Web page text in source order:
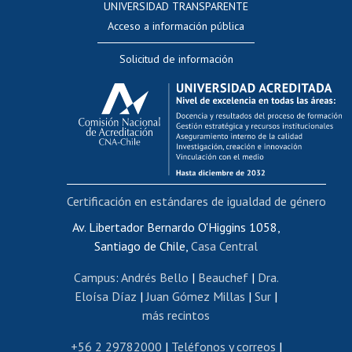
Perfeccionamiento
Editar Portafolio Académico
Evaluación docente
Calificación académica
Postulación al AUCAI
Funcionarias/os
Cursos internos de capacitación
Bienestar del personal
Portal de movilidad interna
Certificado de renta
Certificado de renta honorarios
Editar páginas blancas
Extranjeras/os
Revalidación y reconocimiento de títulos
UNIVERSIDAD TRANSPARENTE
Acceso a información pública
Solicitud de información
Av. Libertador Bernardo O'Higgins 1058,
Santiago de Chile, Casa Central
Campus: Andrés Bello | Beauchef| Dra.
Eloísa Díaz | Juan Gómez Millas | Sur |
más recintos
+56 2 29782000 | Teléfonos y correos |
Certificación en estándares de igualdad de género